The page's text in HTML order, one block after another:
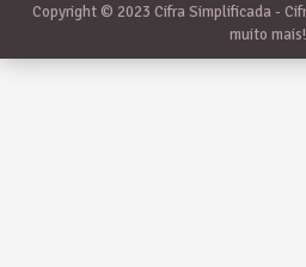
Copyright © 2023 Cifra Simplificada -
muito mais!